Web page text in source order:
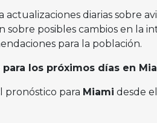
diarias sobre
sobre posibles cambios en la
para la población.
los próximos días en
pronóstico para Miami desde